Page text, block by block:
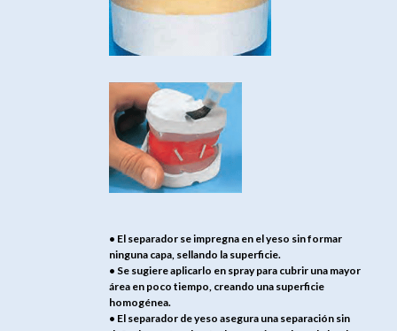
• El separador se impregna en el yeso sin formar
ninguna capa, sellando la superficie.
• Se sugiere aplicarlo en spray para cubrir una mayor
área en poco tiempo, creando una superficie
homogénea.
• El separador de yeso asegura una separación sin